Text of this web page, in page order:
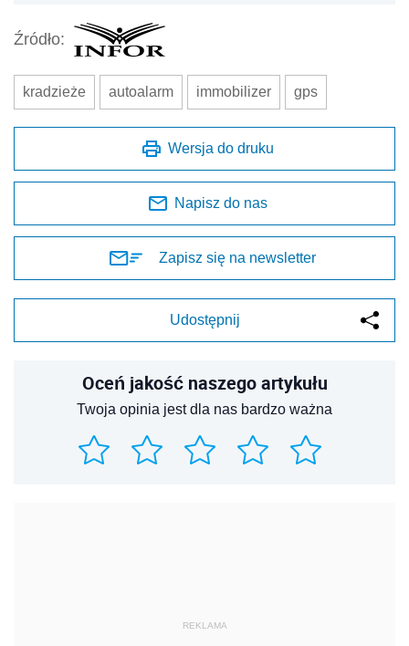
Źródło:
kradzieże autoalarm immobilizer gps
Wersja do druku
Napisz do nas
Zapisz się na newsletter
Udostępnij
Oceń jakość naszego artykułu
Twoja opinia jest dla nas bardzo ważna
REKLAMA